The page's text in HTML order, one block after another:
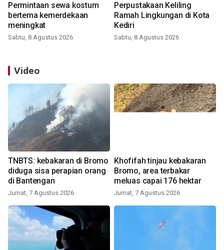
Permintaan sewa kostum
bertema kemerdekaan
meningkat
Sabtu, 8 Agustus 2026
Perpustakaan Keliling
Ramah Lingkungan di Kota
Kediri
Sabtu, 8 Agustus 2026
Video
TNBTS: kebakaran di Bromo
diduga sisa perapian orang
di Bantengan
Jumat, 7 Agustus 2026
Khofifah tinjau kebakaran
Bromo, area terbakar
meluas capai 176 hektar
Jumat, 7 Agustus 2026